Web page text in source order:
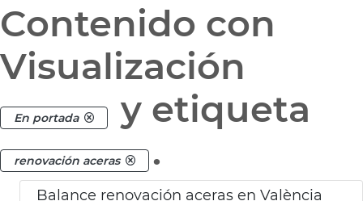
Contenido con
Visualización
En portada y etiqueta
renovación aceras .
Balance renovación aceras en València